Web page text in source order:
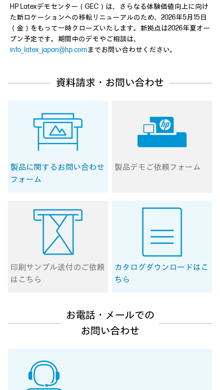
HP Latexデモセンター（GEC）は、さらなる体験価値向上に向け
た新ロケーションへの移転リニューアルのため、2026年5月15日
（金）をもって一時クローズいたします。新拠点は2026年夏オー
プン予定です。期間中のデモやご相談は、
info_latex_japan@hp.comまでお問い合わせください。
資料請求・お問い合わせ
製品に関する お問い合わせ
フォーム
製品デモ ご依頼フォーム
印刷サンプル送付の ご依頼
はこちら
カタログダウンロードはこ
ちら
お電話・メールでの
お問い合わせ